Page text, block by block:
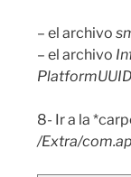
– el archivo
– el archivo
PlatformUUID
8- Ir a la
/Extra/